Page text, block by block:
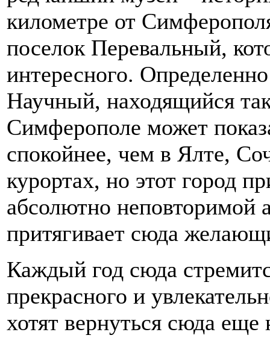
километре от
поселок Перевальный,
интересного.
Научный, находящийся
Симферополе может
спокойнее, чем в Ялте,
курортах, но этот город
абсолютно неповторимой
притягивает сюда
Каждый год сюда
прекрасного и
хотят вернуться сюда